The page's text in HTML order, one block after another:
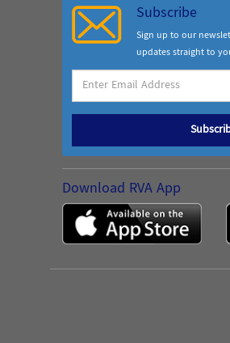
Subscribe
Sign up to our
updates straight to
Download RVA App